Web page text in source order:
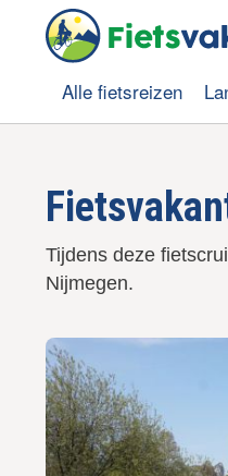
l
Alle fietsreizen
Tijdens deze
Nijmegen.